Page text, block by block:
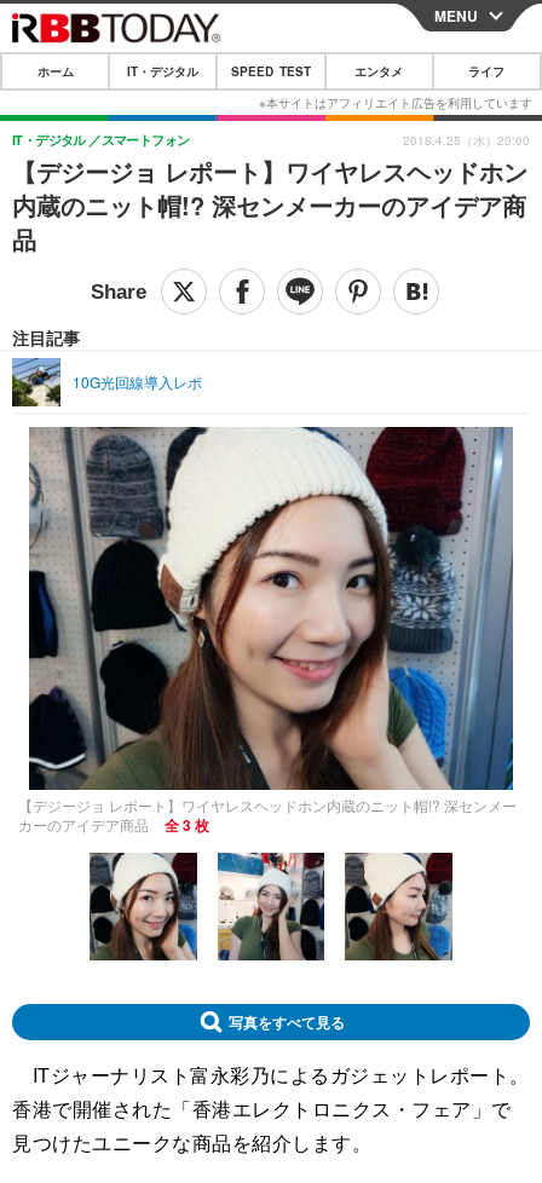
CLOSE
ホーム
IT・デジタル
IT・デジタルTOP スマートフォン
ショッピング その他
SPEED TEST
エンタメ
エンタメTOP 映画・ドラマ
音楽
グラビア ブログ
ショッピング その他
ペット
その他
リリース一覧
プッシュ通知の停止方法
MENU
ホーム IT・デジタル SPEED TEST エンタメ ライフ
【デジージョ レポート】ワイヤレスヘッドホン
内蔵のニット帽!? 深センメーカーのアイデア商
品
IT・デジタル スマートフォン
注目記事
10G光回線導入レポ
2018.4.25（水）20:00
【デジージョ レポート】ワイヤレスヘッドホン内蔵のニット帽!? 深センメー
カーのアイデア商品
全 3 枚
写真をすべて見る
ITジャーナリスト富永彩乃によるガジェットレポート。
香港で開催された「香港エレクトロニクス・フェア」で
見つけたユニークな商品を紹介します。